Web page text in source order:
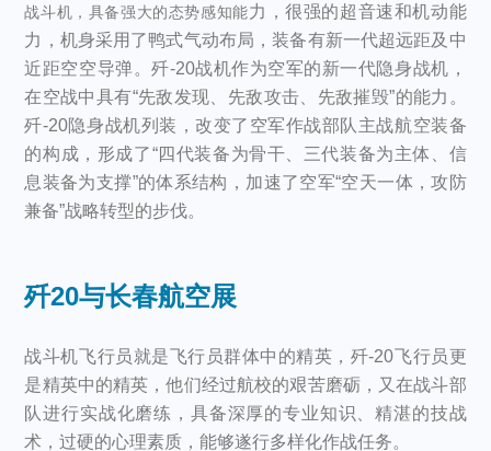
战斗机，具备强大的态势感知能力，很强的超音速和机动能
力，机身采用了鸭式气动布局，装备有新一代超远距及中
近距空空导弹。歼-20战机作为空军的新一代隐身战机，
在空战中具有“先敌发现、先敌攻击、先敌摧毁”的能力。
歼-20隐身战机列装，改变了空军作战部队主战航空装备
的构成，形成了“四代装备为骨干、三代装备为主体、信
息装备为支撑”的体系结构，加速了空军“空天一体，攻防
兼备”战略转型的步伐。
歼20与长春航空展
战斗机飞行员就是飞行员群体中的精英，歼-20飞行员更
是精英中的精英，他们经过航校的艰苦磨砺，又在战斗部
队进行实战化磨练，具备深厚的专业知识、精湛的技战
术，过硬的心理素质，能够遂行多样化作战任务。